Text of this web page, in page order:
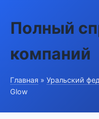
Полный
компаний
Главная » Уральский
Glow